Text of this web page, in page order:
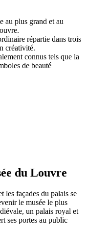
au plus grand et au
répartie dans trois
créativité.
connus tels que la
de beauté
du Louvre
les façades du palais se
le musée le plus
un palais royal et
ses portes au public